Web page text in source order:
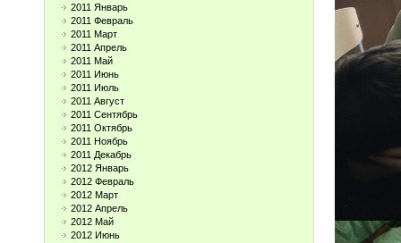
2011 Январь
2011 Февраль
2011 Март
2011 Апрель
2011 Май
2011 Июнь
2011 Июль
2011 Август
2011 Сентябрь
2011 Октябрь
2011 Ноябрь
2011 Декабрь
2012 Январь
2012 Февраль
2012 Март
2012 Апрель
2012 Май
2012 Июнь